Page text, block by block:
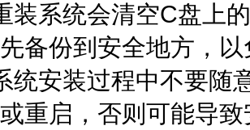
装系统会清空C盘上
备份到安全地方，
统安装过程中不要随
重启，否则可能导